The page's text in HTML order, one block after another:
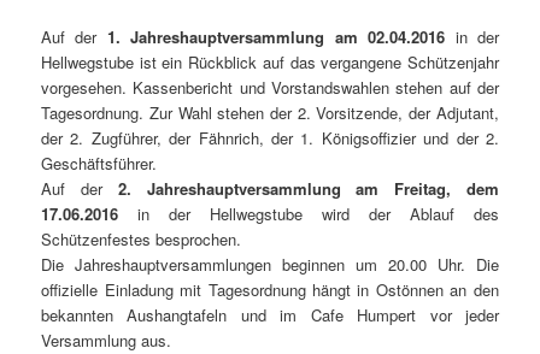
Auf der 1. Jahreshauptversammlung am 02.04.2016 in der
Hellwegstube ist ein Rückblick auf das vergangene Schützenjahr
vorgesehen. Kassenbericht und Vorstandswahlen stehen auf der
Tagesordnung. Zur Wahl stehen der 2. Vorsitzende, der Adjutant,
der 2. Zugführer, der Fähnrich, der 1. Königsoffizier und der 2.
Geschäftsführer.
Auf der 2. Jahreshauptversammlung am Freitag, dem
17.06.2016 in der Hellwegstube wird der Ablauf des
Schützenfestes besprochen.
Die Jahreshauptversammlungen beginnen um 20.00 Uhr. Die
offizielle Einladung mit Tagesordnung hängt in Ostönnen an den
bekannten Aushangtafeln und im Cafe Humpert vor jeder
Versammlung aus.